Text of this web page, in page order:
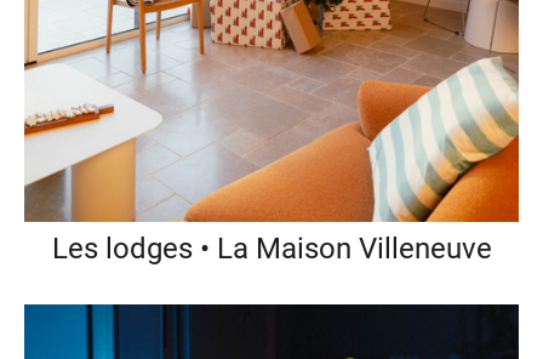
Les lodges • La Maison Villeneuve